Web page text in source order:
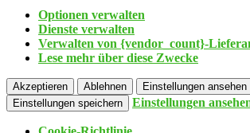
Optionen verwalten
Dienste verwalten
Verwalten von {vendor_count}-
Lese mehr über diese Zwecke
Akzeptieren Ablehnen
Einstellungen ansehen
Einstellungen speichern
Einstellungen